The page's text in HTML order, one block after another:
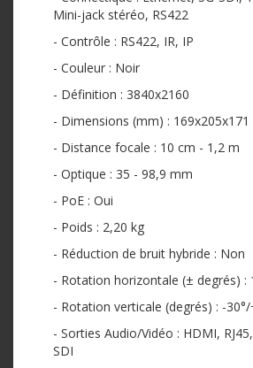
Mini-jack stéréo, RS422
- Contrôle : RS422, IR, IP
- Couleur : Noir
- Définition : 3840x2160
- Dimensions (mm) :
- Distance focale : 10 cm - 1,2 m
- Optique : 35 - 98,9 mm
- PoE : Oui
- Poids : 2,20 kg
- Réduction de bruit hybride : Non
- Rotation horizontale (± degrés) :
- Rotation verticale (degrés) : -30°/
- Sorties Audio/Vidéo : HDMI,
SDI